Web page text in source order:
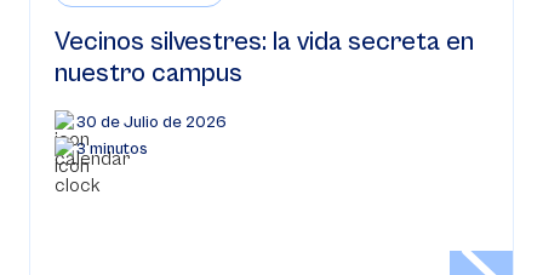
Vecinos silvestres: la vida secreta en
nuestro campus
30 de Julio de 2026
3 minutos